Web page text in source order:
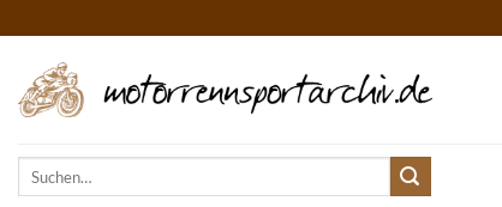
Inhalt
springen